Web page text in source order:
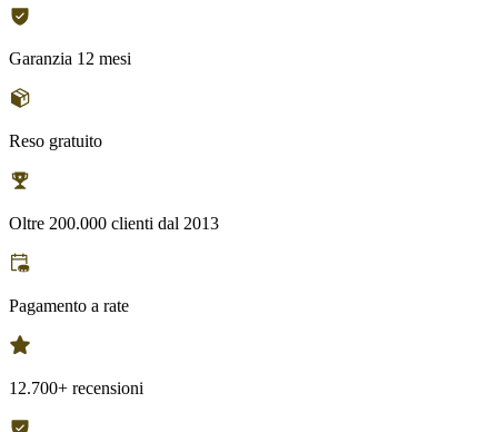
Garanzia 12 mesi
Reso gratuito
Oltre 200.000 clienti dal 2013
Pagamento a rate
12.700+ recensioni